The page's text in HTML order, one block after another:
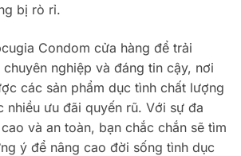
bị rò rỉ.
Condom cửa hàng để trải
nghiệp và đáng tin cậy, nơi
các sản phẩm dục tình chất lượng
nhiều ưu đãi quyến rũ. Với sự đa
và an toàn, bạn chắc chắn sẽ tìm
ý để nâng cao đời sống tình dục